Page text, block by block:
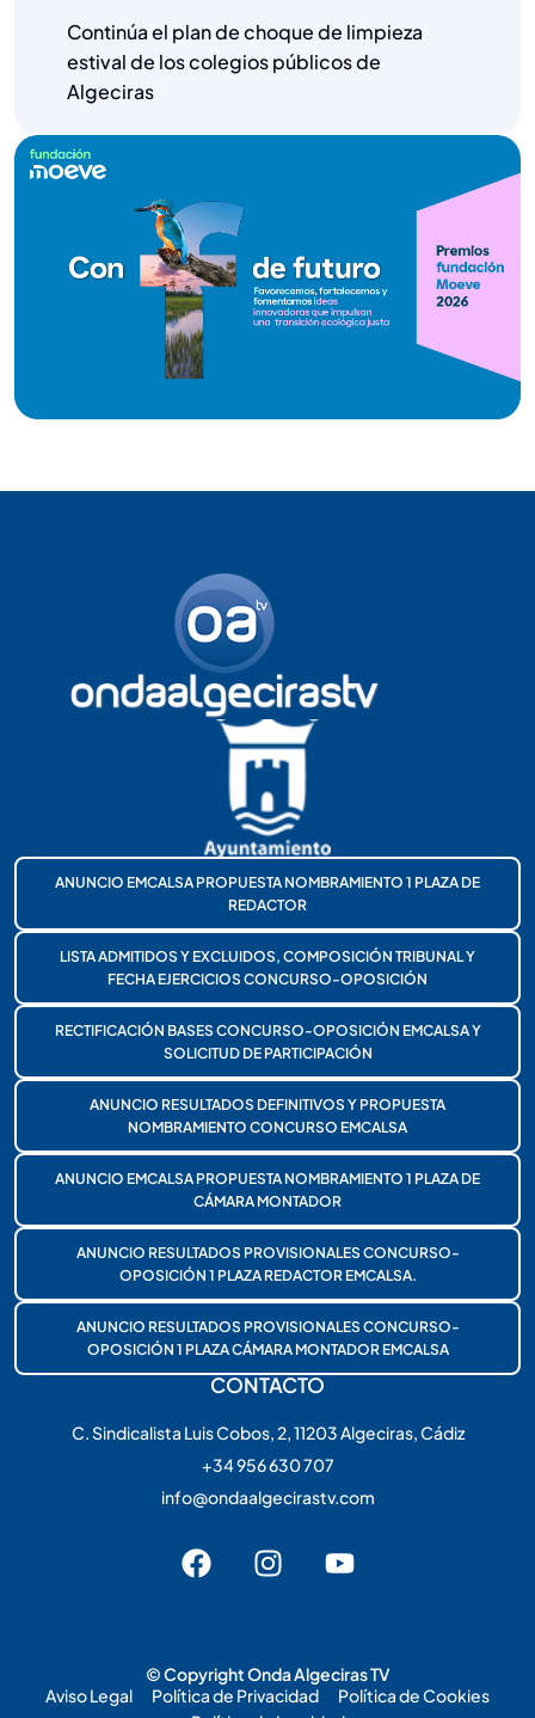
Continúa el plan de choque de limpieza
estival de los colegios públicos de
Algeciras
ANUNCIO EMCALSA PROPUESTA NOMBRAMIENTO 1 PLAZA DE
REDACTOR
LISTA ADMITIDOS Y EXCLUIDOS, COMPOSICIÓN TRIBUNAL Y
FECHA EJERCICIOS CONCURSO-OPOSICIÓN
RECTIFICACIÓN BASES CONCURSO-OPOSICIÓN EMCALSA Y
SOLICITUD DE PARTICIPACIÓN
ANUNCIO RESULTADOS DEFINITIVOS Y PROPUESTA
NOMBRAMIENTO CONCURSO EMCALSA
ANUNCIO EMCALSA PROPUESTA NOMBRAMIENTO 1 PLAZA DE
CÁMARA MONTADOR
ANUNCIO RESULTADOS PROVISIONALES CONCURSO-
OPOSICIÓN 1 PLAZA REDACTOR EMCALSA.
ANUNCIO RESULTADOS PROVISIONALES CONCURSO-
OPOSICIÓN 1 PLAZA CÁMARA MONTADOR EMCALSA
CONTACTO
C. Sindicalista Luis Cobos, 2, 11203 Algeciras, Cádiz
+34 956 630 707
info@ondaalgecirastv.com
© Copyright Onda Algeciras TV
Aviso Legal
Política de Privacidad
Política de Cookies